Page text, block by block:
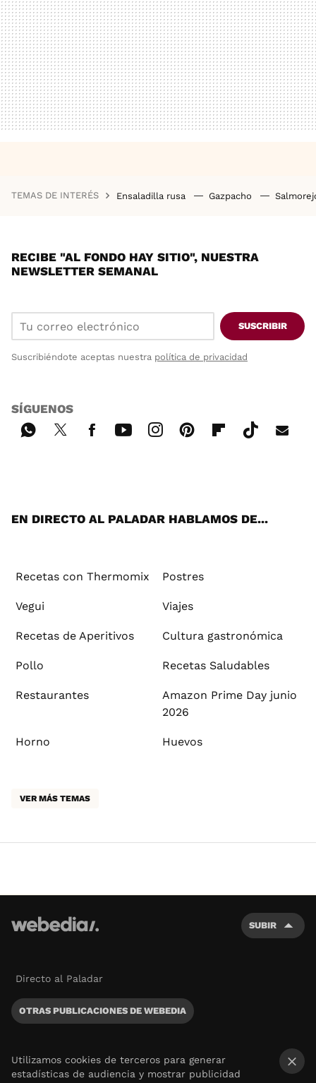
TEMAS DE INTERÉS Ensaladilla rusa Gazpacho
RECIBE "AL FONDO HAY SITIO", NUESTRA
NEWSLETTER SEMANAL
SUSCRIBIR
Suscribiéndote aceptas nuestra política de privacidad
SÍGUENOS
EN DIRECTO AL PALADAR HABLAMOS DE...
Recetas con Thermomix Postres
Vegui Viajes
Recetas de Aperitivos Cultura gastronómica
Pollo Recetas Saludables
Restaurantes
Amazon Prime Day junio
2026
Horno Huevos
VER MÁS TEMAS
SUBIR
Directo al Paladar
OTRAS PUBLICACIONES DE WEBEDIA
Utilizamos cookies de terceros para generar
estadísticas de audiencia y mostrar publicidad